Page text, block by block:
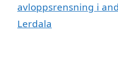
avloppsrensning i
Lerdala